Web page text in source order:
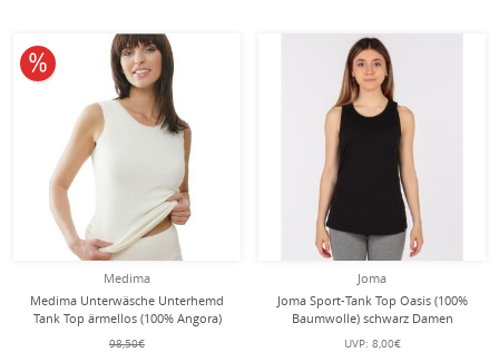
Medima
Medima Unterwäsche Unterhemd
Tank Top ärmellos (100% Angora)
weiss Damen (Gr. XL-XXL)
98,50€
10% reduziert
Joma
Joma Sport-Tank Top Oasis (100%
Baumwolle) schwarz Damen
UVP: 8,00€